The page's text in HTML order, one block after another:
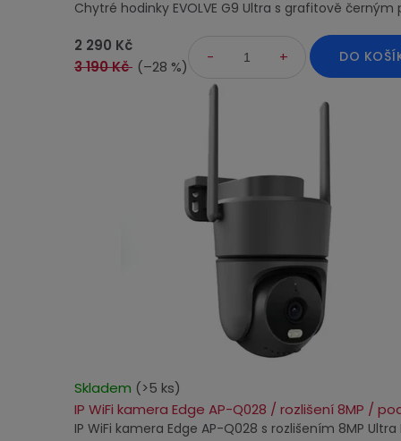
e
k
je
5,0
z
2 290 Kč
3 190 Kč (–28 %)
DO
Chytré hodinky EVOLVE G9 Ultra s grafitově
IP WiFi kamera Edge AP-Q028 / rozlišení 8MP /
Skladem (>5 ks)
IP WiFi kamera Edge AP-Q028 s rozlišením 8MP